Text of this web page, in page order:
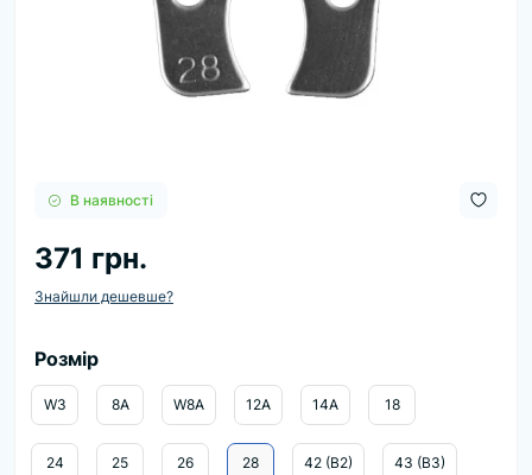
В наявності
371 грн.
Знайшли дешевше?
Розмір
W3 8А W8A 12A 14A 18
24 25 26 28 42 (B2) 43 (B3)